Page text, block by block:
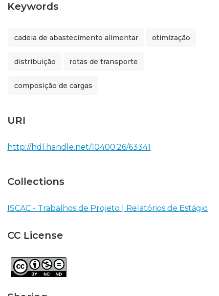
Keywords
cadeia de abastecimento alimentar otimização
distribuição rotas de transporte
composição de cargas
URI
http://hdl.handle.net/10400.26/63341
Collections
ISCAC - Trabalhos de Projeto | Relatórios de Estágio
CC License